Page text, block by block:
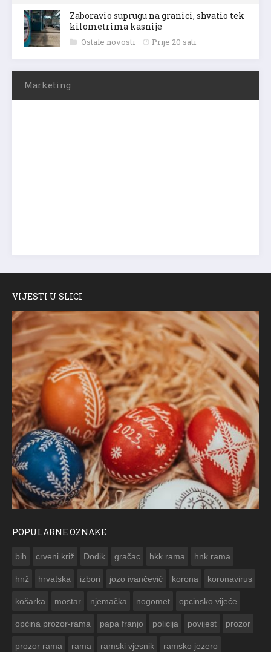
Zaboravio suprugu na granici, shvatio tek
kilometrima kasnije
Ostale novosti Prije 20 sati
Marketing
VIJESTI U SLICI
POPULARNE OZNAKE
bih crveni križ Dodik gračac hkk rama hnk rama
hnž hrvatska izbori jozo ivančević korona koronavirus
košarka mostar njemačka nogomet opcinsko vijeće
općina prozor-rama papa franjo policija povijest prozor
prozor rama rama ramski vjesnik ramsko jezero